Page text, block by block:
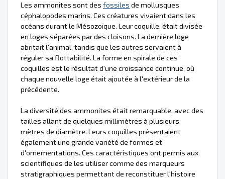
Les ammonites sont des fossiles de mollusques
céphalopodes marins. Ces créatures vivaient dans les
océans durant le Mésozoïque. Leur coquille, était divisée
en loges séparées par des cloisons. La dernière loge
abritait l'animal, tandis que les autres servaient à
réguler sa flottabilité. La forme en spirale de ces
coquilles est le résultat d'une croissance continue, où
chaque nouvelle loge était ajoutée à l'extérieur de la
précédente.
La diversité des ammonites était remarquable, avec des
tailles allant de quelques millimètres à plusieurs
mètres de diamètre. Leurs coquilles présentaient
également une grande variété de formes et
d'ornementations. Ces caractéristiques ont permis aux
scientifiques de les utiliser comme des marqueurs
stratigraphiques permettant de reconstituer l'histoire